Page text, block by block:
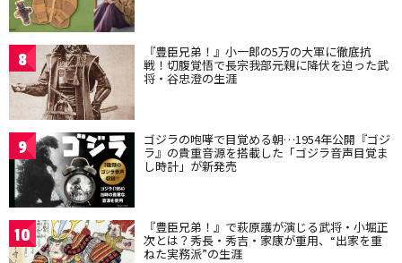
8 『豊臣兄弟！』小一郎の5万の大軍に徹底抗
戦！切腹覚悟で長宗我部元親に降伏を迫った武
将・谷忠澄の生涯
9 ゴジラの咆哮で目覚める朝…1954年公開『ゴジ
ラ』の貴重音源を搭載した「ゴジラ音声目覚ま
し時計」が新発売
10 『豊臣兄弟！』で萩原護が演じる武将・小堀正
次とは？秀長・秀吉・家康が重用、“出家を重
ねた実務派”の生涯